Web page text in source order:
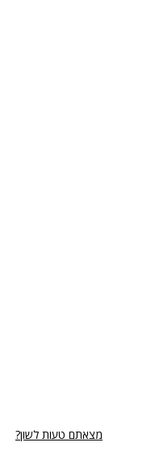
מצאתם טעות לשון?